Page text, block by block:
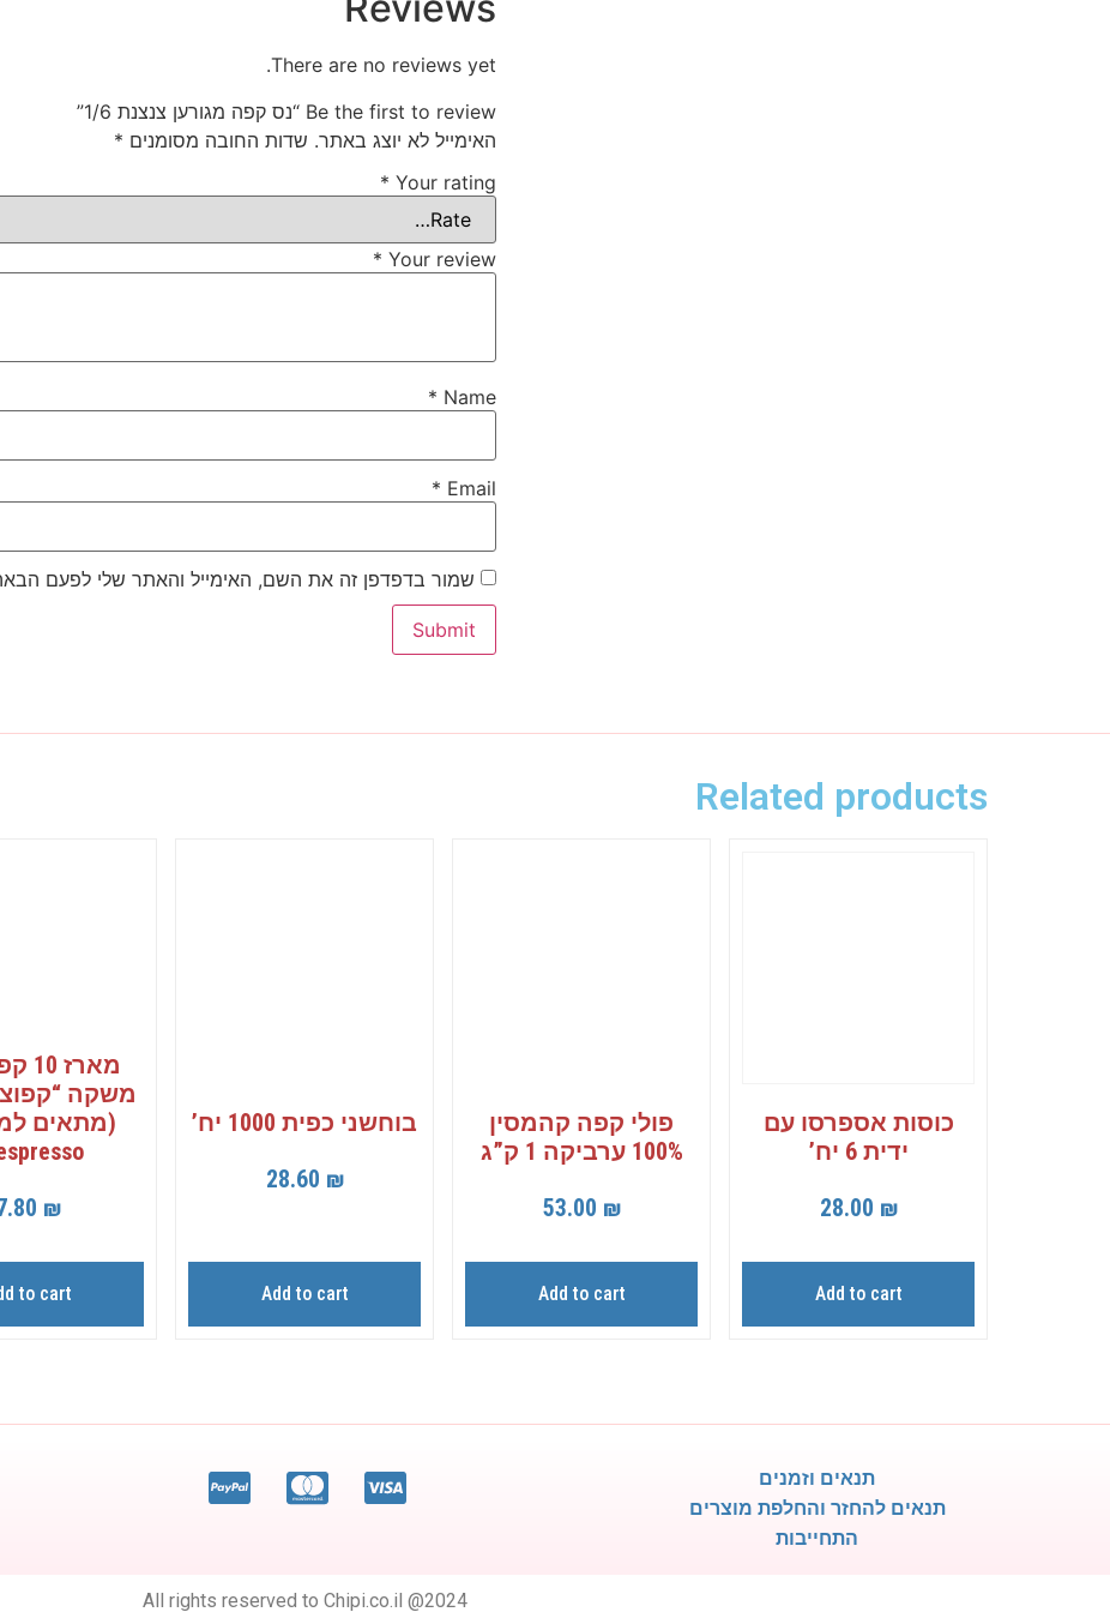
There are no reviews yet.
Be the first to review “נס קפה מגורען צנצנת 1/6”
האימייל לא יוצג באתר. שדות החובה מסומנים *
Your rating
*
Your review
*
Name
*
Email
*
שמור בדפדפן זה את השם, האימייל והאתר שלי לפעם
Related products
כוסות אספרסו עם
ידית 6 יח’
28.00 ₪
Add to cart
פולי קפה קהמסין
100% ערביקה 1 ק”ג
53.00 ₪
Add to cart
בוחשני כפית 1000 יח’
28.60 ₪
Add to cart
משקה
(מתאים
₪
to cart
תנאים וזמנים
תנאים להחזר והחלפת מוצרים
התחייבות
All rights reserved to Chipi.co.il @2024